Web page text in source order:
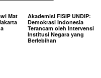
Mat
Akademisi FISIP UNDIP:
Demokrasi Indonesia
Terancam oleh Intervensi
Institusi Negara yang
Berlebihan